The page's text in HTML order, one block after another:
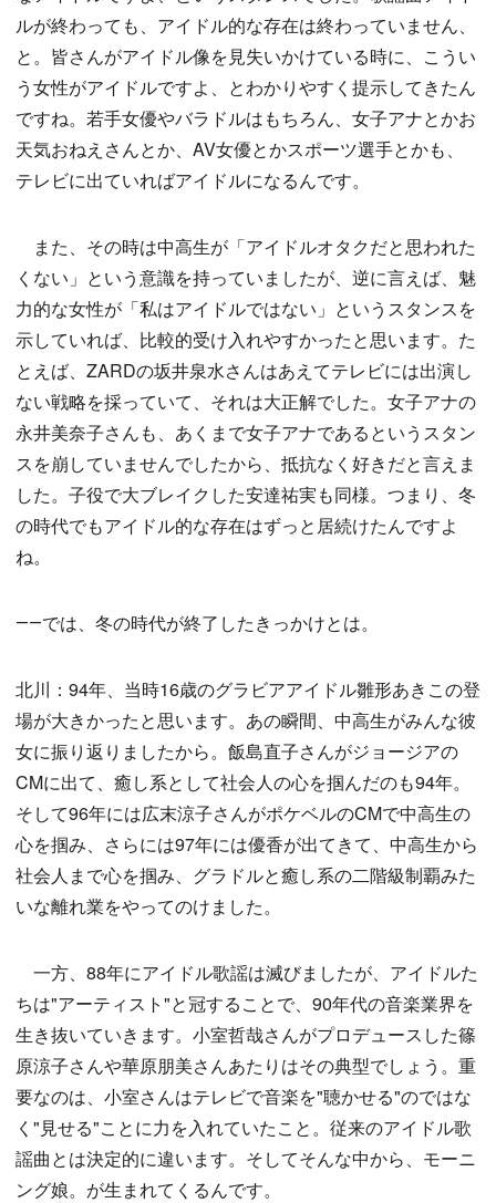
ルが終わっても、アイドル的な存在は終わっていません、
と。皆さんがアイドル像を見失いかけている時に、こうい
う女性がアイドルですよ、とわかりやすく提示してきたん
ですね。若手女優やバラドルはもちろん、女子アナとかお
天気おねえさんとか、AV女優とかスポーツ選手とかも、
テレビに出ていればアイドルになるんです。
また、その時は中高生が「アイドルオタクだと思われた
くない」という意識を持っていましたが、逆に言えば、魅
力的な女性が「私はアイドルではない」というスタンスを
示していれば、比較的受け入れやすかったと思います。た
とえば、ZARDの坂井泉水さんはあえてテレビには出演し
ない戦略を採っていて、それは大正解でした。女子アナの
永井美奈子さんも、あくまで女子アナであるというスタン
スを崩していませんでしたから、抵抗なく好きだと言えま
した。子役で大ブレイクした安達祐実も同様。つまり、冬
の時代でもアイドル的な存在はずっと居続けたんですよ
ね。
――では、冬の時代が終了したきっかけとは。
北川：94年、当時16歳のグラビアアイドル雛形あきこの登
場が大きかったと思います。あの瞬間、中高生がみんな彼
女に振り返りましたから。飯島直子さんがジョージアの
CMに出て、癒し系として社会人の心を掴んだのも94年。
そして96年には広末涼子さんがポケベルのCMで中高生の
心を掴み、さらには97年には優香が出てきて、中高生から
社会人まで心を掴み、グラドルと癒し系の二階級制覇みた
いな離れ業をやってのけました。
一方、88年にアイドル歌謡は滅びましたが、アイドルた
ちは"アーティスト"と冠することで、90年代の音楽業界を
生き抜いていきます。小室哲哉さんがプロデュースした篠
原涼子さんや華原朋美さんあたりはその典型でしょう。重
要なのは、小室さんはテレビで音楽を"聴かせる"のではな
く"見せる"ことに力を入れていたこと。従来のアイドル歌
謡曲とは決定的に違います。そしてそんな中から、モーニ
ング娘。が生まれてくるんです。